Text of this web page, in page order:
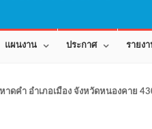
แผนงาน ประกาศ รายง
าดคำ อำเภอเมือง จังหวัดหนองคาย